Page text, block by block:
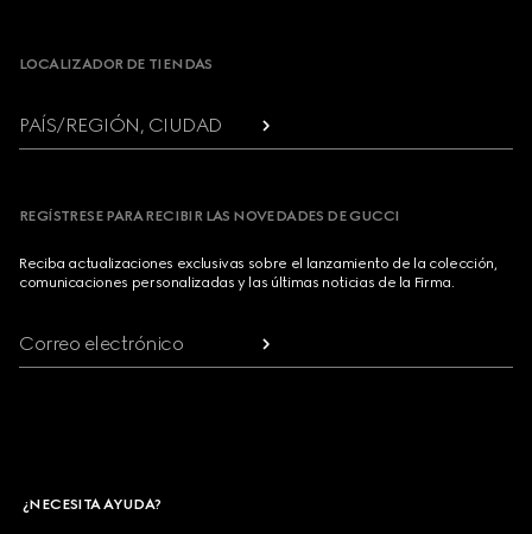
LOCALIZADOR DE TIENDAS
PAÍS/REGIÓN, CIUDAD
REGÍSTRESE PARA RECIBIR LAS NOVEDADES DE GUCCI
Reciba actualizaciones exclusivas sobre el lanzamiento de la colección,
comunicaciones personalizadas y las últimas noticias de la Firma.
Correo electrónico
¿NECESITA AYUDA?